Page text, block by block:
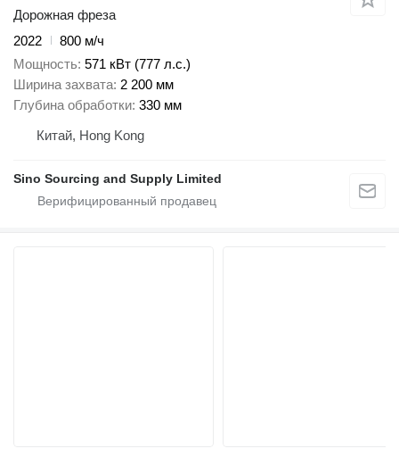
Дорожная фреза
2022
800 м/ч
Мощность 571 кВт (777 л.с.)
Ширина захвата 2 200 мм
Глубина обработки 330 мм
Китай, Hong Kong
Sino Sourcing and Supply Limited